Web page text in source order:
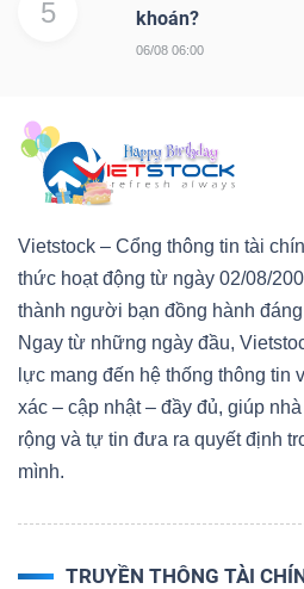
5
khoán?
06/08 06:00
Vietstock – Cổng thông tin tài
thức hoạt động từ ngày 02/08/
thành người bạn đồng hành
Ngay từ những ngày đầu,
lực mang đến hệ thống thông tin
xác – cập nhật – đầy đủ, giúp
rộng và tự tin đưa ra quyết định
mình.
TRUYỀN THÔNG TÀI